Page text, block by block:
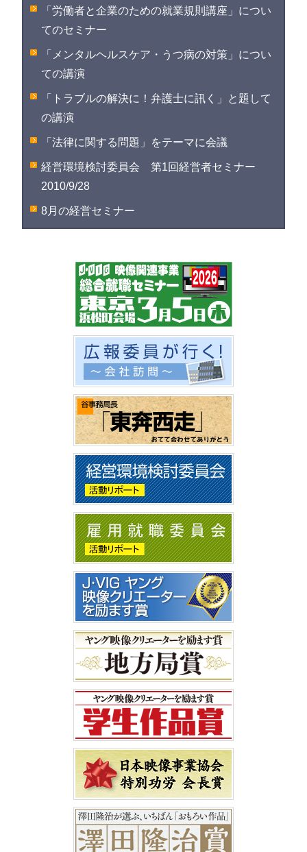
「労働者と企業のための就業規則講座」につい
てのセミナー
「メンタルヘルスケア・うつ病の対策」につい
ての講演
「トラブルの解決に！弁護士に訊く」と題して
の講演
「法律に関する問題」をテーマに会議
経営環境検討委員会 第1回経営者セミナー
2010/9/28
8月の経営セミナー